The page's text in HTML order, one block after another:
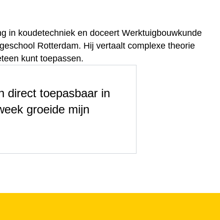
in koudetechniek en doceert Werktuigbouwkunde
Rotterdam. Hij vertaalt complexe theorie
kunt toepassen.
direct toepasbaar in
groeide mijn